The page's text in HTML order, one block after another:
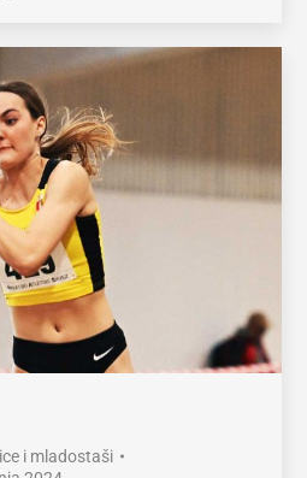
i mladostaši